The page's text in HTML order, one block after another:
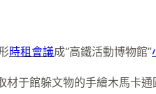
時租會議成“高鐵活動博物館”
于館躲文物的手繪木馬卡